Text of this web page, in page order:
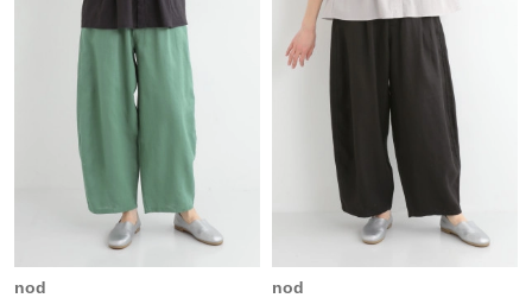
nod
nod